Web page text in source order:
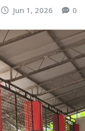
Jun 1, 2026 0